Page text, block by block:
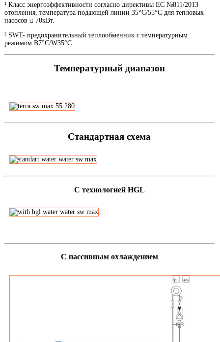
¹ Класс энергоэффективности согласно директивы ЕС №811/2013
отопления, температура подающей линии 35°С/55°С для тепловых
насосов ≤ 70кВт.
² SWT- предохранительный теплообменник с температурным
режимом B7°C/W35°C
Температурный диапазон
Стандартная схема
С технологией HGL
С пассивным охлаждением